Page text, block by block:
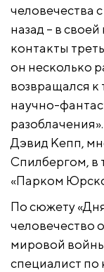
человечества
назад – в
контакты
он несколько
возвращался к
научно-
Дэвид Кепп,
Спилбергом, в
«Парком
По сюжету
человечество
мировой
специалист по